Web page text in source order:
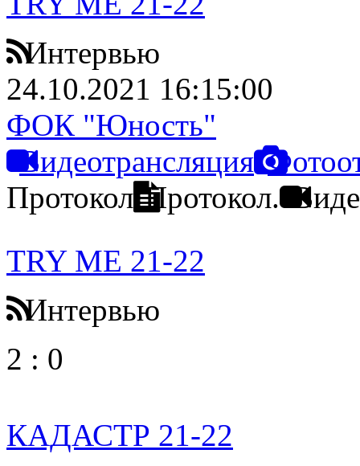
Интервью
24.10.2021 16:15:00
ФОК "Юность"
Видеотрансляция
Протокол Протокол.
TRY ME 21-22
Интервью
2 : 0
КАДАСТР 21-22